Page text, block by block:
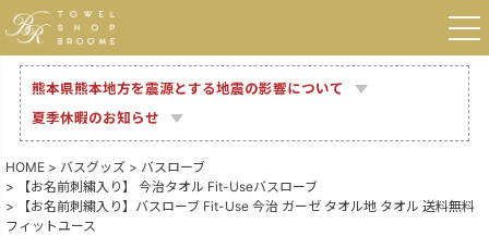
熊本県熊本地方を震源とする地震の影響について
夏季休暇のお知らせ
HOME バスグッズ
バスローブ
【お名前刺繍入り】 今治タオル Fit-Useバスローブ
【お名前刺繍入り】バスローブ Fit-Use 今治 ガーゼ タオル地 タオル 送料無料
フィットユース